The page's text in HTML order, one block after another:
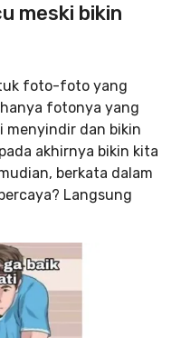
meski bikin
foto-foto yang
fotonya yang
menyindir dan bikin
akhirnya bikin kita
berkata dalam
Langsung